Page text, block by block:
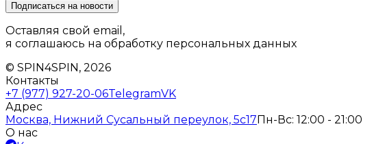
Подписаться на новости
Оставляя свой email,
я соглашаюсь на обработку персональных данных
© SPIN4SPIN, 2026
Контакты
+7 (977) 927-20-06TelegramVK
Адрес
Москва, Нижний Сусальный переулок, 5с17 Пн-Вс: 12:00 - 21:00
О нас